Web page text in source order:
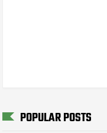
POPULAR POSTS